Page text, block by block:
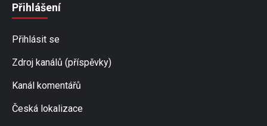
Přihlášení
Přihlásit se
Zdroj kanálů (příspěvky)
Kanál komentářů
Česká lokalizace